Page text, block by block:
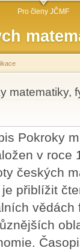
Pro členy JČMF
matematiky,
Pokroky
v roce
českých
přiblížit
vědách